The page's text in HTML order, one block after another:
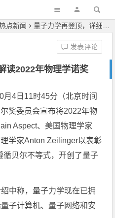
点新闻 量子力学再登顶，详细解读2022年物理学诺奖
读2022年物理学诺奖
发表评论
月4日11时45分（北京时间
奖委员会宣布将2022年物
Aspect、美国物理学家
学家Anton Zeilinger以表彰
循贝尔不等式，开创了量子
中称，量子力学现在已拥
子计算机、量子网络和安